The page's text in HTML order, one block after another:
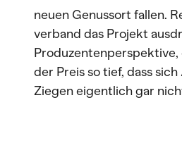
neuen Genussort fallen.
verband das Projekt
Produzentenperspektive,
der Preis so tief, dass
Ziegen eigentlich gar